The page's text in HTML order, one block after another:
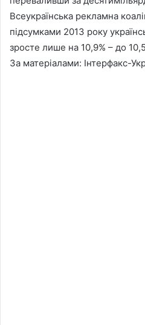
Всеукраїнська рекламна
підсумками 2013 року
зросте лише на 10,9% – до
За матерiалами: Інтерфакс-